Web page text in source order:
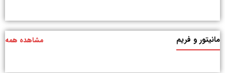
مانیتور و فریم مشاهده همه